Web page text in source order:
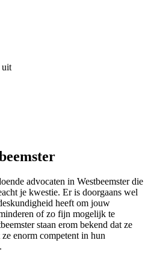
uit
advocaten in Westbeemster die
je kwestie. Er is doorgaans wel
heeft om jouw
of zo fijn mogelijk te
staan erom bekend dat ze
enorm competent in hun